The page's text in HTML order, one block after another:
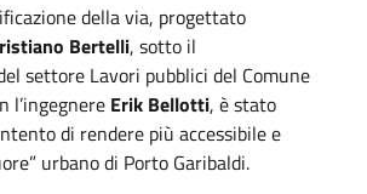
della via, progettato
Bertelli, sotto il
settore Lavori pubblici del Comune
l’ingegnere Erik Bellotti, è stato
di rendere più accessibile e
urbano di Porto Garibaldi.